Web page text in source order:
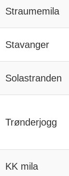
Straumemila
Stavanger
Solastranden
Trønderjogg
KK mila